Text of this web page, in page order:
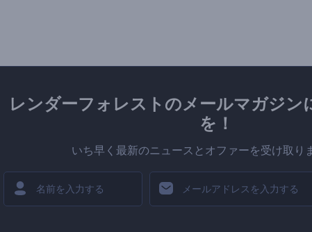
レンダーフォレストのメールマガジン
を！
いち早く最新のニュースとオファーを受け取り